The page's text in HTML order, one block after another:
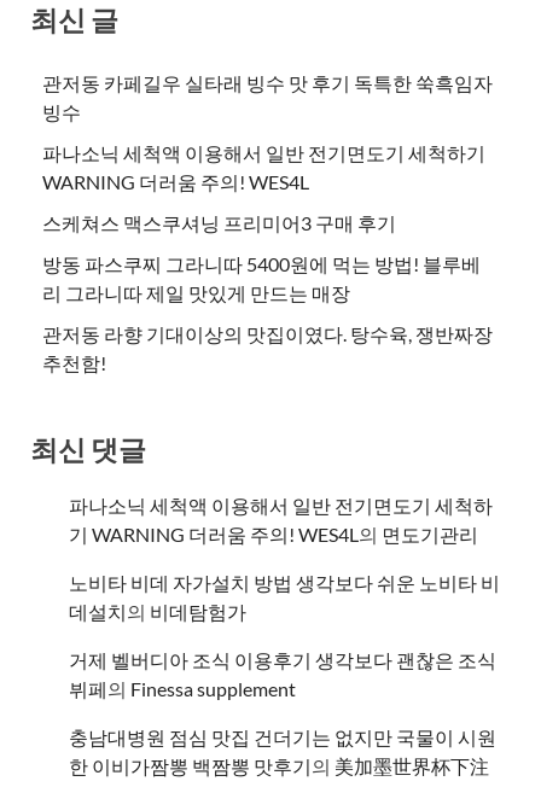
최신 글
관저동 카페길우 실타래 빙수 맛 후기 독특한 쑥흑임자
빙수
파나소닉 세척액 이용해서 일반 전기면도기 세척하기
WARNING 더러움 주의! WES4L
스케쳐스 맥스쿠셔닝 프리미어3 구매 후기
방동 파스쿠찌 그라니따 5400원에 먹는 방법! 블루베
리 그라니따 제일 맛있게 만드는 매장
관저동 라향 기대이상의 맛집이였다. 탕수육, 쟁반짜장
추천함!
최신 댓글
파나소닉 세척액 이용해서 일반 전기면도기 세척하
기 WARNING 더러움 주의! WES4L의 면도기관리
노비타 비데 자가설치 방법 생각보다 쉬운 노비타 비
데설치의 비데탐험가
거제 벨버디아 조식 이용후기 생각보다 괜찮은 조식
뷔페의 ​Finessa supplement
충남대병원 점심 맛집 건더기는 없지만 국물이 시원
한 이비가짬뽕 백짬뽕 맛후기의 美加墨世界杯下注